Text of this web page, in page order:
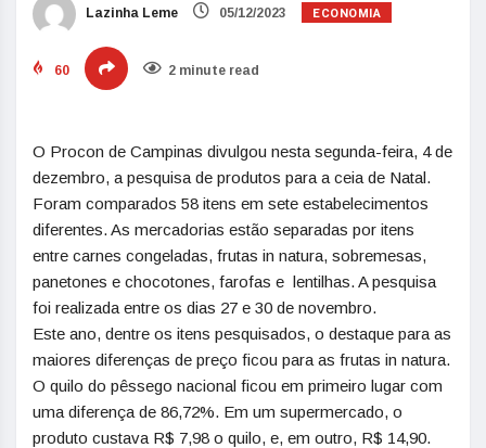
Lazinha Leme 05/12/2023 ECONOMIA
60 2 minute read
O Procon de Campinas divulgou nesta segunda-feira, 4 de
dezembro, a pesquisa de produtos para a ceia de Natal.
Foram comparados 58 itens em sete estabelecimentos
diferentes. As mercadorias estão separadas por itens
entre carnes congeladas, frutas in natura, sobremesas,
panetones e chocotones, farofas e lentilhas. A pesquisa
foi realizada entre os dias 27 e 30 de novembro.
Este ano, dentre os itens pesquisados, o destaque para as
maiores diferenças de preço ficou para as frutas in natura.
O quilo do pêssego nacional ficou em primeiro lugar com
uma diferença de 86,72%. Em um supermercado, o
produto custava R$ 7,98 o quilo, e, em outro, R$ 14,90.